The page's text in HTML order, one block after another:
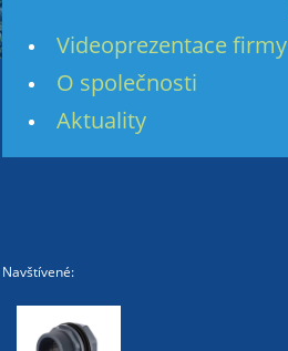
Videoprezentace firmy
O společnosti
Aktuality
Navštívené: